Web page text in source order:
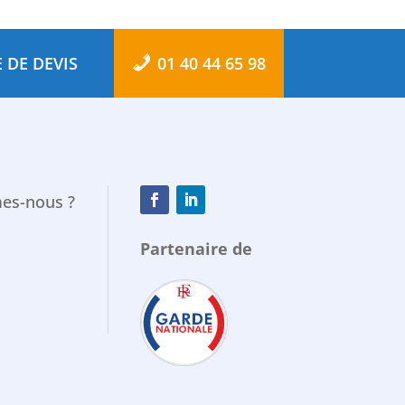
DEVIS 01 40 44 65 98
nous ?
Partenaire de